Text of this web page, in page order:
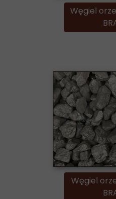
Węgiel
Węgiel